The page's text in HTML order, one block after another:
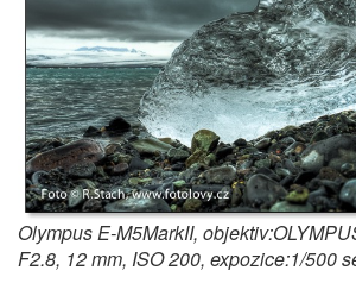
Olympus E-M5MarkII,
F2.8, 12 mm, ISO 200, expozice:1/500